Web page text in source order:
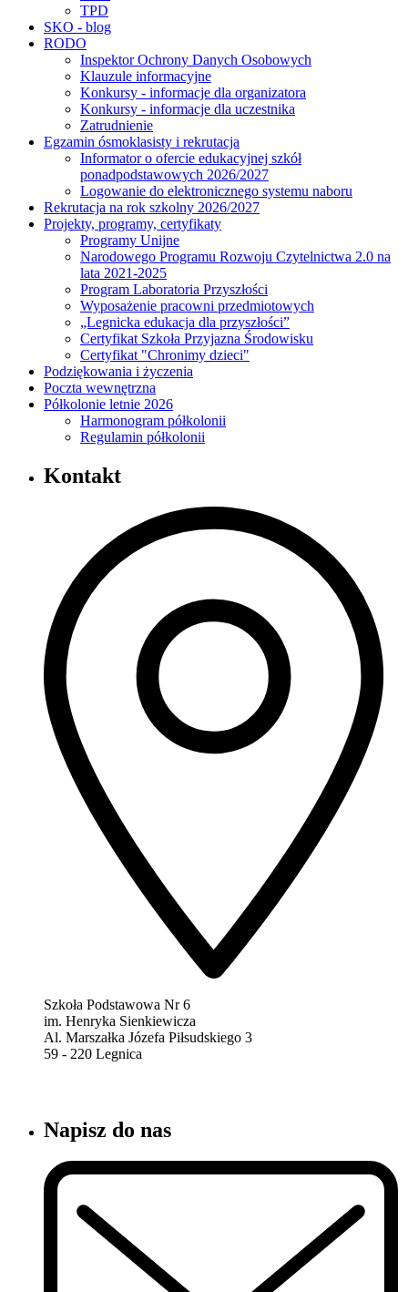
TPD
SKO - blog
RODO
Inspektor Ochrony Danych Osobowych
Klauzule informacyjne
Konkursy - informacje dla organizatora
Konkursy - informacje dla uczestnika
Zatrudnienie
Egzamin ósmoklasisty i rekrutacja
Informator o ofercie edukacyjnej szkół
ponadpodstawowych 2026/2027
Logowanie do elektronicznego systemu naboru
Rekrutacja na rok szkolny 2026/2027
Projekty, programy, certyfikaty
Programy Unijne
Narodowego Programu Rozwoju Czytelnictwa 2.0 na
lata 2021-2025
Program Laboratoria Przyszłości
Wyposażenie pracowni przedmiotowych
„Legnicka edukacja dla przyszłości”
Certyfikat Szkoła Przyjazna Środowisku
Certyfikat "Chronimy dzieci"
Podziękowania i życzenia
Poczta wewnętrzna
Półkolonie letnie 2026
Harmonogram półkolonii
Regulamin półkolonii
Kontakt
Szkoła Podstawowa Nr 6
im. Henryka Sienkiewicza
Al. Marszałka Józefa Piłsudskiego 3
59 - 220 Legnica
Napisz do nas